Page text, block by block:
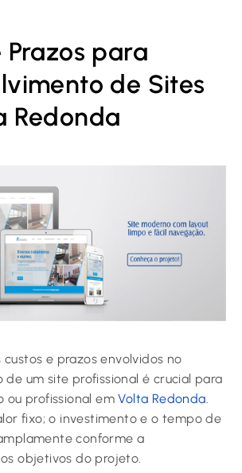
Prazos para
de Sites
Redonda
e prazos envolvidos no
de um site profissional é crucial para
ou profissional emVolta Redonda.
fixo; o investimento e o tempo de
conforme a
objetivos do projeto.